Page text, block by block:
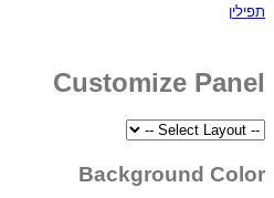
תפילין
Customize Panel
Background Color